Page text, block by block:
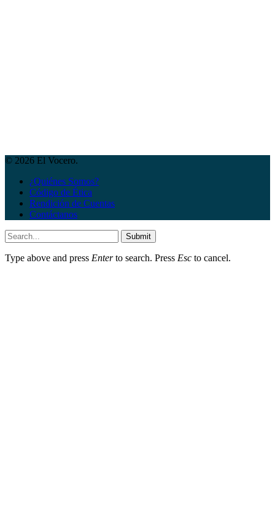
© 2026 El Vocero.
¿Quiénes Somos?
Código de Ética
Rendición de Cuentas
Contáctanos
Submit
Type above and press Enterto search. Press Esc to cancel.